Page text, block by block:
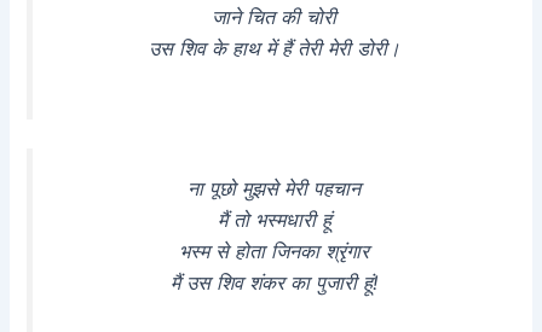
जाने चित की चोरी
उस शिव के हाथ में हैं तेरी मेरी डोरी।
ना पूछो मुझसे मेरी पहचान
मैं तो भस्मधारी हूं
भस्म से होता जिनका श्रृंगार
मैं उस शिव शंकर का पुजारी हूं!